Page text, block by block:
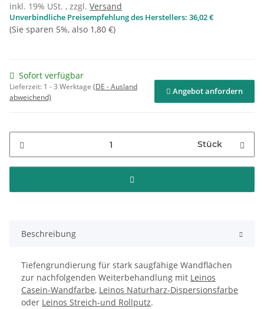
inkl. 19% USt. , zzgl. Versand
Unverbindliche Preisempfehlung des Herstellers: 36,02 €
(Sie sparen 5%, also 1,80 €)
Sofort verfügbar
Lieferzeit: 1 - 3 Werktage (DE - Ausland
abweichend)
Angebot anfordern
Stück
Beschreibung
Tiefengrundierung für stark saugfähige Wandflächen
zur nachfolgenden Weiterbehandlung mit Leinos
Casein-Wandfarbe, Leinos Naturharz-Dispersionsfarbe
oder Leinos Streich-und Rollputz.